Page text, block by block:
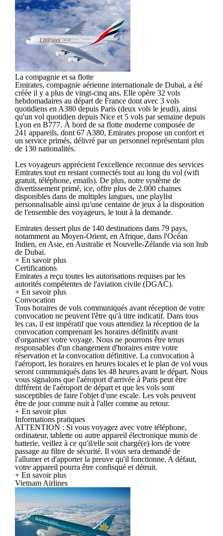
La compagnie et sa flotte
Emirates, compagnie aérienne internationale de Dubai, a été
créée il y a plus de vingt-cinq ans. Elle opère 32 vols
hebdomadaires au départ de France dont avec 3 vols
quotidiens en A380 depuis Paris (deux vols le jeudi), ainsi
qu'un vol quotidien depuis Nice et 5 vols par semaine depuis
Lyon en B777. À bord de sa flotte moderne composée de
241 appareils, dont 67 A380, Emirates propose un confort et
un service primés, délivré par un personnel représentant plus
de 130 nationalités.
Les voyageurs apprécient l'excellence reconnue des services
Emirates tout en restant connectés tout au long du vol (wifi
gratuit, téléphone, emails). De plus, notre système de
divertissement primé, ice, offre plus de 2.000 chaines
disponibles dans de multiples langues, une playlist
personnalisable ainsi qu'une centaine de jeux à la disposition
de l'ensemble des voyageurs, le tout à la demande.
Emirates dessert plus de 140 destinations dans 79 pays,
notamment au Moyen-Orient, en Afrique, dans l'Océan
Indien, en Asie, en Australie et Nouvelle-Zélande via son hub
de Dubaï.
+ En savoir plus
Certifications
Emirates a reçu toutes les autorisations requises par les
autorités compétentes de l'aviation civile (DGAC).
+ En savoir plus
Convocation
Tous horaires de vols communiqués avant réception de votre
convocation ne peuvent l'être qu'à titre indicatif. Dans tous
les cas, il est impératif que vous attendiez la réception de la
convocation comprenant les horaires définitifs avant
d'organiser votre voyage. Nous ne pourrons être tenus
responsables d'un changement d'horaires entre votre
réservation et la convocation définitive. La convocation à
l'aéroport, les horaires en heures locales et le plan de vol vous
seront communiqués dans les 48 heures avant le départ. Nous
vous signalons que l'aéroport d'arrivée à Paris peut être
différent de l'aéroport de départ et que les vols sont
susceptibles de faire l'objet d'une escale. Les vols peuvent
être de jour comme nuit à l'aller comme au retour.
+ En savoir plus
Informations pratiques
ATTENTION : Si vous voyagez avec votre téléphone,
ordinateur, tablette ou autre appareil électronique munis de
batterie, veillez à ce qu'il/elle soit chargé(e) lors de votre
passage au filtre de sécurité. Il vous sera demandé de
l'allumer et d'apporter la preuve qu'il fonctionne. A défaut,
votre appareil pourra être confisqué et détruit.
+ En savoir plus
Vietnam Airlines